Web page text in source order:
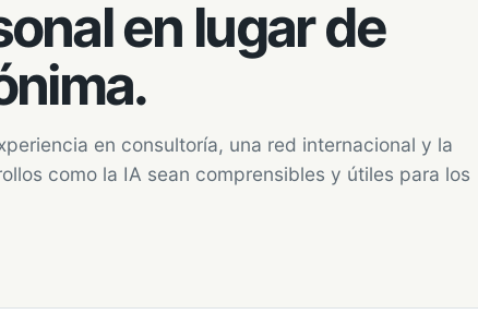
en lugar de
en consultoría, una red internacional y la
como la IA sean comprensibles y útiles para los